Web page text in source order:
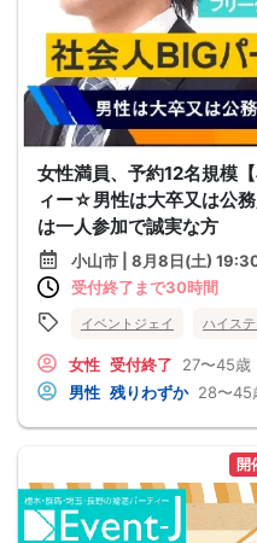
女性満員、予約12名規模
ィー☆男性は大卒又は公
は一人参加で誠実な方
小山市 | 8月8日(土)
受付終了まで30時間
イベントジェイ ハイス
女性 受付終了 27〜45歳
男性 残りわずか 28〜45
開